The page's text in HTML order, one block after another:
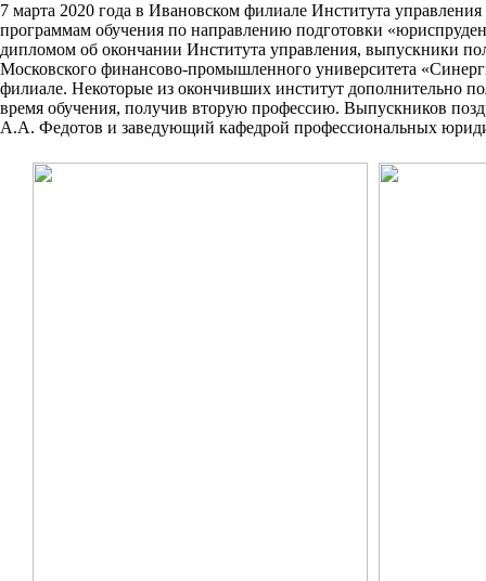
7 марта 2020 года в Ивановском филиале Института
программам обучения по направлению подготовки
дипломом об окончании Института управления, выпускники
Московского финансово-промышленного университета
филиале. Некоторые из окончивших институт дополнительно
время обучения, получив вторую профессию. Выпускников
А.А. Федотов и заведующий кафедрой профессиональных